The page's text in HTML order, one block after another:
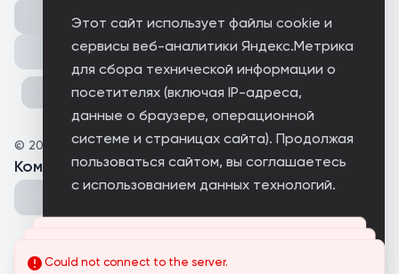
Этот сайт использует файлы cookie и
сервисы веб-аналитики Яндекс.Метрика
для сбора технической информации о
посетителях (включая IP-адреса,
данные о браузере, операционной
системе и страницах сайта). Продолжая
пользоваться сайтом, вы соглашаетесь
с использованием данных технологий.
Поделиться
© 2026 t1mno
Комментарии(0 )
Could not connect to the server.